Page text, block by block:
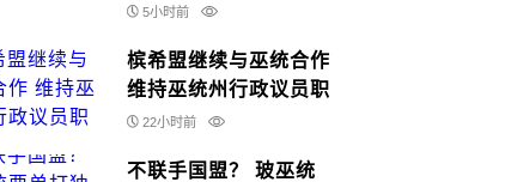
5小时前
槟希盟继续与巫统合作
维持巫统州行政议员职
22小时前
不联手国盟？ 玻巫统